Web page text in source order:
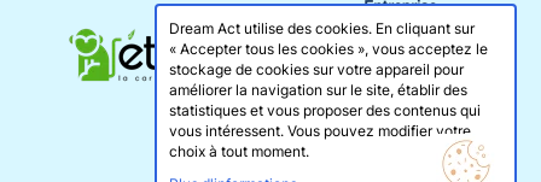
Dream Act utilise des cookies. En cliquant sur
« Accepter tous les cookies », vous acceptez le
stockage de cookies sur votre appareil pour
améliorer la navigation sur le site, établir des
statistiques et vous proposer des contenus qui
vous intéressent. Vous pouvez modifier votre
choix à tout moment.